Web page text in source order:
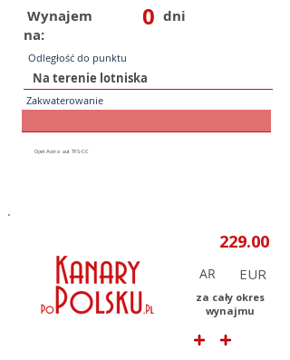
Wynajem
na:
0 dni
Odległość do punktu
Zakwaterowanie
AR
za cały okres
wynajmu